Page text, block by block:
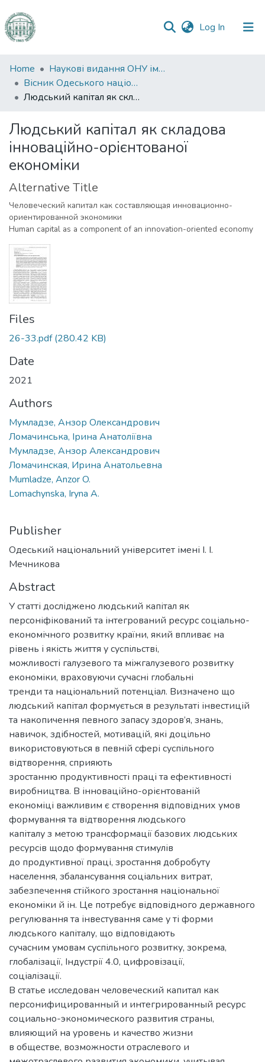
Log In (current)
Communities
&
Collections
Statistics
Home
Наукові видання ОНУ імені І. І. Мечникова
Вісник Одеського національного університету. Економіка
Людський капітал як складова інноваційно-орієнтованої економіки
Людський капітал як складова
інноваційно-орієнтованої
економіки
Alternative Title
Человеческий капитал как составляющая инновационно-
ориентированной экономики
Human capital as a component of an innovation-oriented economy
Files
26-33.pdf(280.42 KB)
Date
2021
Authors
Мумладзе, Анзор Олександрович
Ломачинська, Ірина Анатоліївна
Мумладзе, Анзор Aлександрович
Ломачинская, Ирина Анатольевна
Mumladze, Anzor O.
Lomachynska, Iryna A.
Publisher
Одеський національний університет імені І. І.
Мечникова
Abstract
У статті досліджено людський капітал як
персоніфікований та інтегрований ресурс соціально-
економічного розвитку країни, який впливає на
рівень і якість життя у суспільстві,
можливості галузевого та міжгалузевого розвитку
економіки, враховуючи сучасні глобальні
тренди та національний потенціал. Визначено що
людський капітал формується в результаті інвестицій
та накопичення певного запасу здоров’я, знань,
навичок, здібностей, мотивацій, які доцільно
використовуються в певній сфері суспільного
відтворення, сприяють
зростанню продуктивності праці та ефективності
виробництва. В інноваційно-орієнтованій
економіці важливим є створення відповідних умов
формування та відтворення людського
капіталу з метою трансформації базових людських
ресурсів щодо формування стимулів
до продуктивної праці, зростання добробуту
населення, збалансування соціальних витрат,
забезпечення стійкого зростання національної
економіки й ін. Це потребує відповідного державного
регулювання та інвестування саме у ті форми
людського капіталу, що відповідають
сучасним умовам суспільного розвитку, зокрема,
глобалізації, Індустрії 4.0, цифровізації,
соціалізації.
В статье исследован человеческий капитал как
персонифицированный и интегрированный ресурс
социально-экономического развития страны,
влияющий на уровень и качество жизни
в обществе, возможности отраслевого и